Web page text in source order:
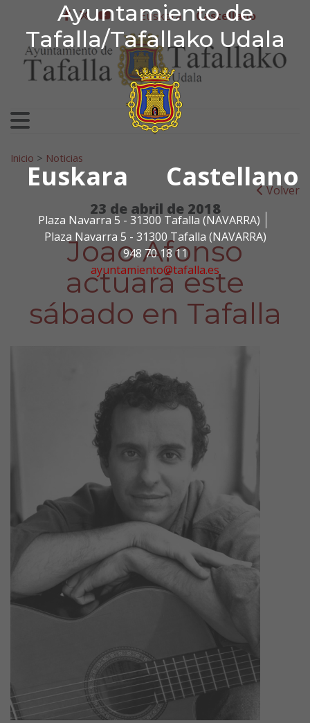
Ayuntamiento de
Tafalla/Tafallako Udala
Euskara Castellano
Plaza Navarra 5 - 31300 Tafalla (NAVARRA)
Plaza Navarra 5 - 31300 Tafalla (NAVARRA)
948 70 18 11
ayuntamiento@tafalla.es
Ir al contenido
Ayuntamiento de
facebook
twitter
youtube
Euskera Castellano
Search for:
Inicio > Noticias
Volver
23 de abril de 2018
Joao Afonso
actuará este
sábado en Tafalla